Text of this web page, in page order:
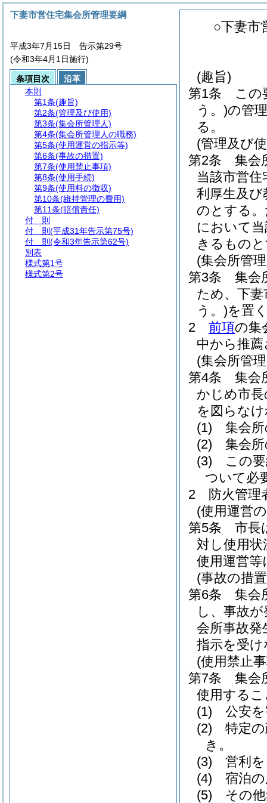
○下妻市
(趣旨)
第1条
この
う。)の管
る。
(管理及び
第2条
集会
当該市営住
利厚生及
のとする。
において
きるもの
(集会所管
第3条
集会
ため、下
う。)を置
2
前項の集
中から推
(集会所管
第4条
集会
かじめ市
を図らな
(1)
集会
(2)
集会
(3)
この
ついて必
2
防火管理
(使用運営
第5条
市長
対し使用
使用運営
(事故の措
第6条
集会
し、事故
会所事故発
指示を受
(使用禁止
第7条
集会
使用する
(1)
公安
(2)
特定
き。
(3)
営利
(4)
宿泊
(5)
その
下妻市営住宅集会所管理要綱
平成3年7月15日 告示第29号
(令和3年4月1日施行)
条項目次
沿革
本則
第1条(趣旨)
第2条(管理及び使用)
第3条(集会所管理人)
第4条(集会所管理人の職務)
第5条(使用運営の指示等)
第6条(事故の措置)
第7条(使用禁止事項)
第8条(使用手続)
第9条(使用料の徴収)
第10条(維持管理の費用)
第11条(賠償責任)
付 則
付 則 (平成31年告示第75号)
付 則 (令和3年告示第62号)
別表
様式第1号
様式第2号